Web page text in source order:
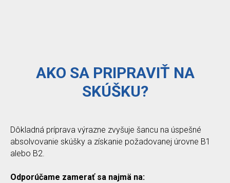
AKO SA PRIPRAVIŤ NA
SKÚŠKU?
Dôkladná príprava výrazne zvyšuje šancu na úspešné
absolvovanie skúšky a získanie požadovanej úrovne B1
alebo B2.
Odporúčame zamerať sa najmä na: